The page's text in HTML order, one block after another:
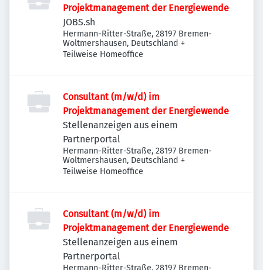
Projektmanagement der Energiewende
JOBS.sh
Hermann-Ritter-Straße, 28197 Bremen-
Woltmershausen, Deutschland +
Teilweise Homeoffice
Consultant (m/w/d) im
Projektmanagement der Energiewende
Stellenanzeigen aus einem
Partnerportal
Hermann-Ritter-Straße, 28197 Bremen-
Woltmershausen, Deutschland +
Teilweise Homeoffice
Consultant (m/w/d) im
Projektmanagement der Energiewende
Stellenanzeigen aus einem
Partnerportal
Hermann-Ritter-Straße, 28197 Bremen-